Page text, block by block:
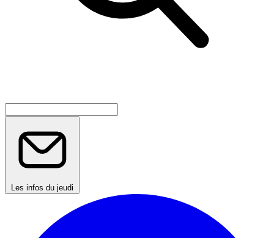
Les infos du jeudi